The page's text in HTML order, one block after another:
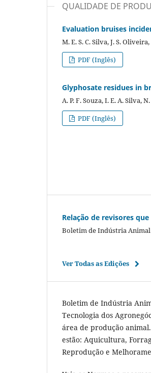
QUALIDADE DE
Evaluation bruises
M. E. S. C. Silva, J. S.
PDF (Inglês)
Glyphosate residues in
A. P. F. Souza, I. E. A. Silva,
PDF (Inglês)
Relação de revisores
Boletim de Indústria Animal
Ver Todas as Edições
Boletim de Indústria
Tecnologia dos
área de produção
estão: Aquicultura,
Reprodução e